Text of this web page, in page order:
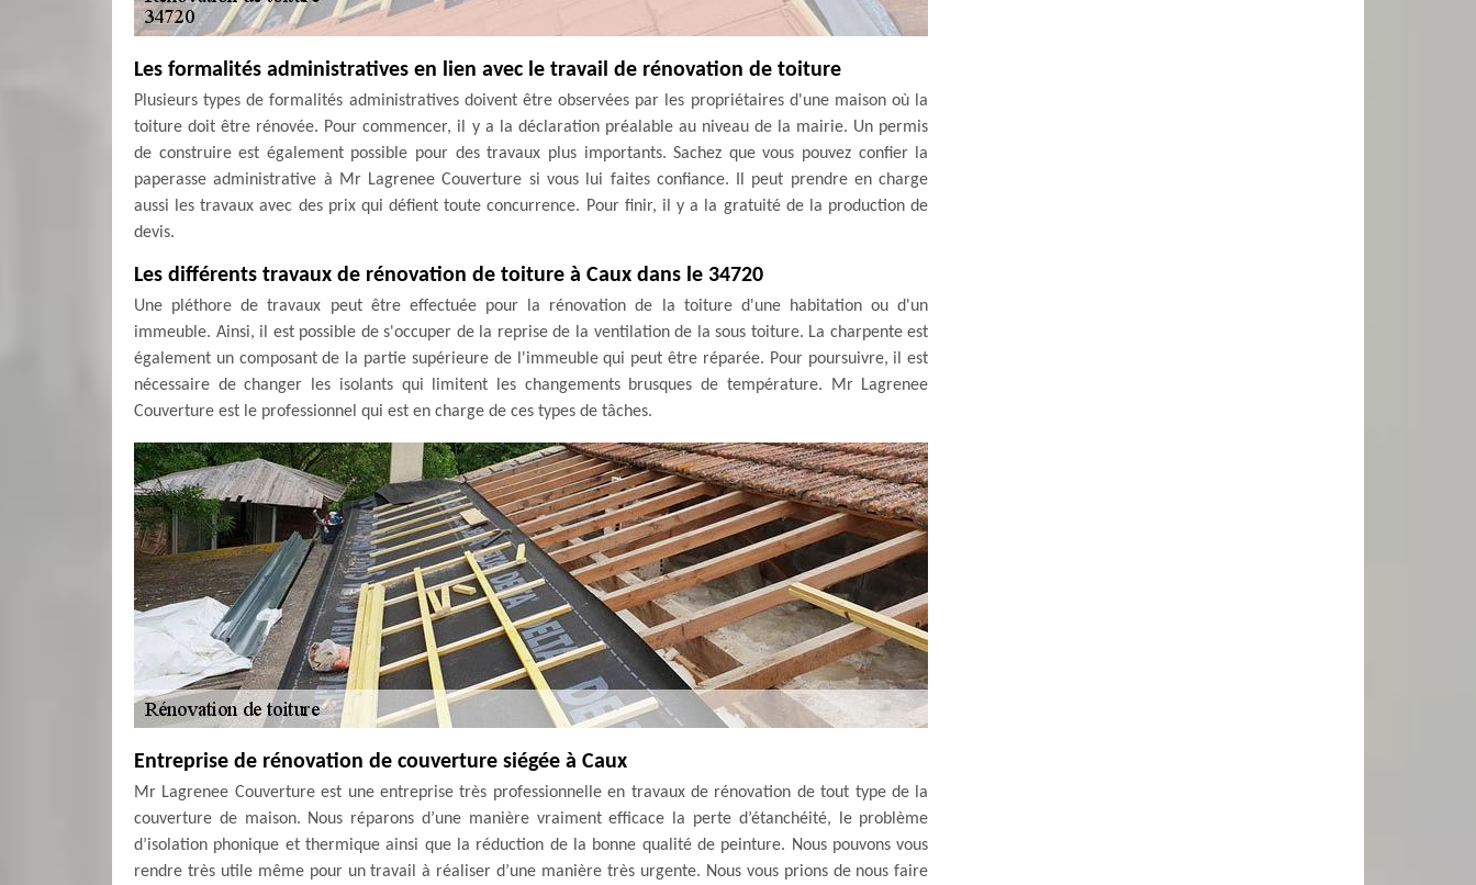
Les formalités administratives en lien avec le travail de rénovation de toiture
Plusieurs types de formalités administratives doivent être observées par les propriétaires d'une maison où la
toiture doit être rénovée. Pour commencer, il y a la déclaration préalable au niveau de la mairie. Un permis
de construire est également possible pour des travaux plus importants. Sachez que vous pouvez confier la
paperasse administrative à Mr Lagrenee Couverture si vous lui faites confiance. Il peut prendre en charge
aussi les travaux avec des prix qui défient toute concurrence. Pour finir, il y a la gratuité de la production de
devis.
Les différents travaux de rénovation de toiture à Caux dans le 34720
Une pléthore de travaux peut être effectuée pour la rénovation de la toiture d'une habitation ou d'un
immeuble. Ainsi, il est possible de s'occuper de la reprise de la ventilation de la sous toiture. La charpente est
également un composant de la partie supérieure de l'immeuble qui peut être réparée. Pour poursuivre, il est
nécessaire de changer les isolants qui limitent les changements brusques de température. Mr Lagrenee
Couverture est le professionnel qui est en charge de ces types de tâches.
Entreprise de rénovation de couverture siégée à Caux
Mr Lagrenee Couverture est une entreprise très professionnelle en travaux de rénovation de tout type de la
couverture de maison. Nous réparons d’une manière vraiment efficace la perte d’étanchéité, le problème
d’isolation phonique et thermique ainsi que la réduction de la bonne qualité de peinture. Nous pouvons vous
rendre très utile même pour un travail à réaliser d’une manière très urgente. Nous vous prions de nous faire